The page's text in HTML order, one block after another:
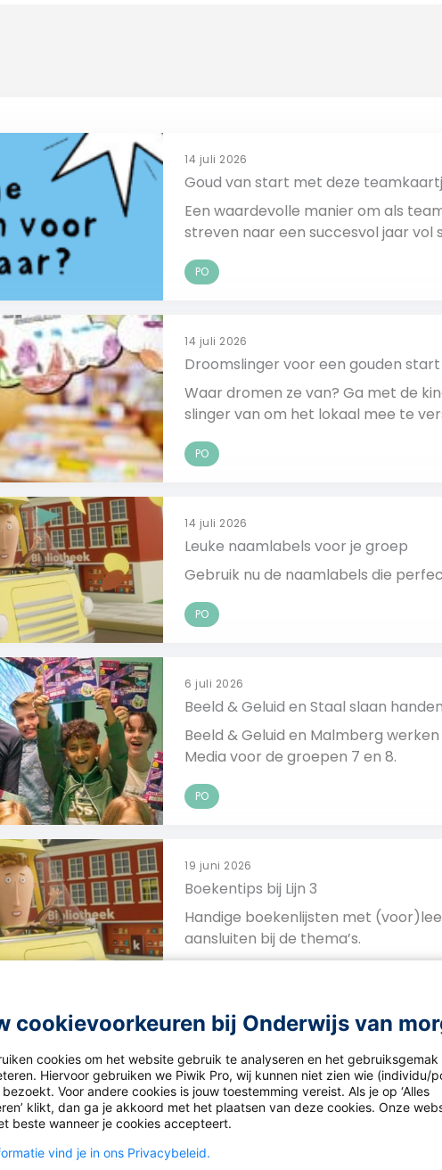
14 juli 2026
Goud van start met deze
Een waardevolle manier om als
streven naar een succesvol jaar vol
PO
14 juli 2026
Droomslinger voor een gouden start
Waar dromen ze van? Ga met de
slinger van om het lokaal mee te
PO
14 juli 2026
Leuke naamlabels voor je groep
Gebruik nu de naamlabels die
PO
6 juli 2026
Beeld & Geluid en Staal slaan
Beeld & Geluid en Malmberg
Media voor de groepen 7 en 8.
PO
19 juni 2026
Boekentips bij Lijn 3
Handige boekenlijsten met
aansluiten bij de thema’s.
cookievoorkeuren bij Onderwijs van
cookies om het website gebruik te analyseren en het gebruiksgemak
Hiervoor gebruiken we Piwik Pro, wij kunnen niet zien wie (individu/
Voor andere cookies is jouw toestemming vereist. Als je op ‘Alles
klikt, dan ga je akkoord met het plaatsen van deze cookies. Onze
beste wanneer je cookies accepteert.
vind je in ons Privacybeleid.